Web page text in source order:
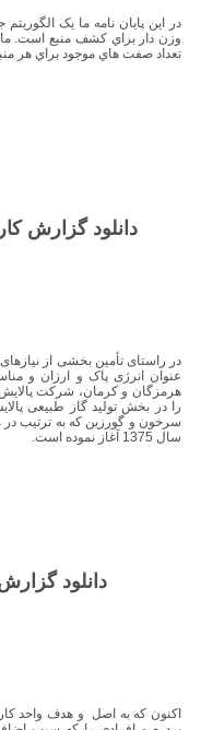
در این پایان نامه ما یک
وزن دار براي کشف منبع است. ما
تعداد صفت هاي موجود براي هر
دانلود گزارش
در راستای تأمین بخشی از
عنوان انرژی پاک و ارزان و
هرمزگان و کرمان، شرکت
را در بخش تولید گاز طبیعی
سرخون و گورزین که به ترتیب در
سال 1375 آغاز نموده است.
دانلود
اكنون كه به اصل و هدف واحد